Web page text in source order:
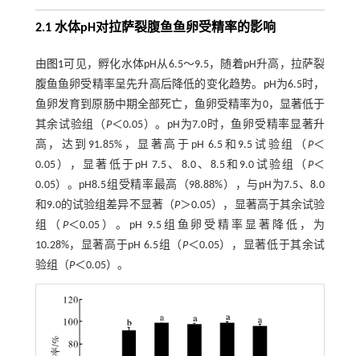
2.1 水体pH对拉萨裂腹鱼鱼卵受精率的影响
由 图1可见，孵化水体pH从6.5～9.5，随着pH升高，拉萨裂
腹鱼鱼卵受精率呈先升高后降低的变化趋势。pH为6.5时，
鱼卵发育到原肠中期全部死亡，鱼卵受精率为0，显著低于
其余试验组（P＜0.05）。pH为7.0时，鱼卵受精率显著升
高，达到91.85%，显著高于pH 6.5和9.5试验组（P＜
0.05），显著低于pH 7.5、8.0、8.5和9.0试验组（P＜
0.05）。pH8.5组受精率最高（98.88%），与pH为7.5、8.0
和9.0的试验组差异不显著（P＞0.05），显著高于其余试验
组（ P＜0.05）。pH 9.5组鱼卵受精率显著降低，为
10.28%，显著高于pH 6.5组（P＜0.05），显著低于其余试
验组（P＜0.05）。